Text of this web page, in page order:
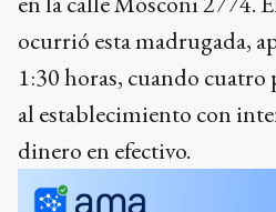
ocurrió esta madrugada,
1:30 horas, cuando cuatro
al establecimiento con
dinero en efectivo.